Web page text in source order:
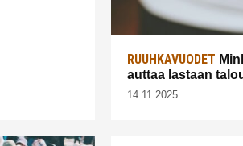
RUUHKAVUODET
auttaa lastaan
14.11.2025